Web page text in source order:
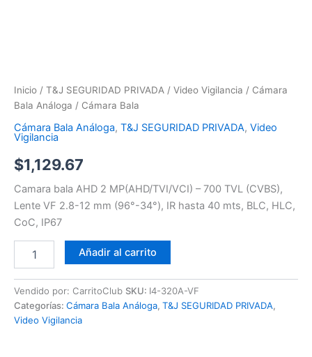
Inicio / T&J SEGURIDAD PRIVADA / Video Vigilancia / Cámara
Bala Análoga / Cámara Bala
Cámara Bala Análoga, T&J SEGURIDAD PRIVADA, Video
Vigilancia
$1,129.67
Camara bala AHD 2 MP(AHD/TVI/VCI) – 700 TVL (CVBS),
Lente VF 2.8-12 mm (96°-34°), IR hasta 40 mts, BLC, HLC,
CoC, IP67
Añadir al carrito
Vendido por: CarritoClub SKU: I4-320A-VF
Categorías: Cámara Bala Análoga, T&J SEGURIDAD PRIVADA,
Video Vigilancia